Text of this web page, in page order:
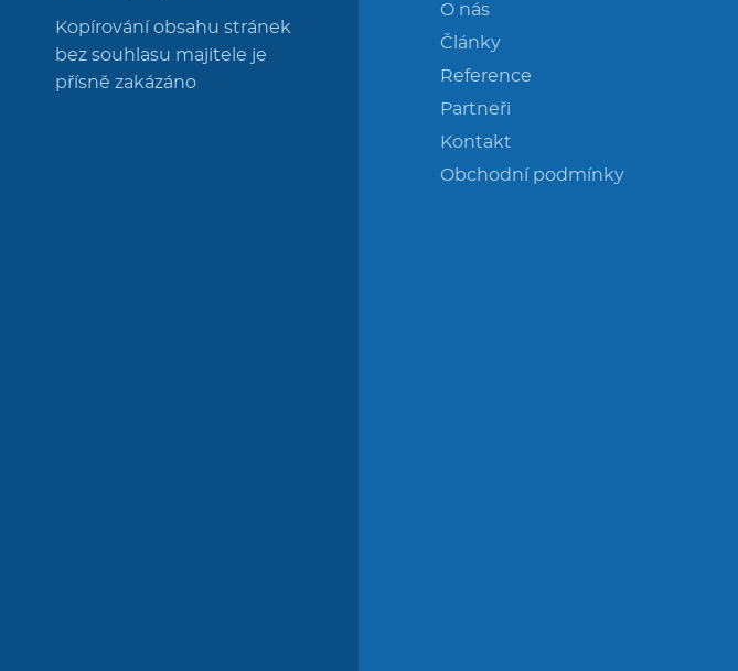
Kopírování obsahu stránek
bez souhlasu majitele je
přísně zakázáno
O nás
Články
Reference
Partneři
Kontakt
Obchodní podmínky